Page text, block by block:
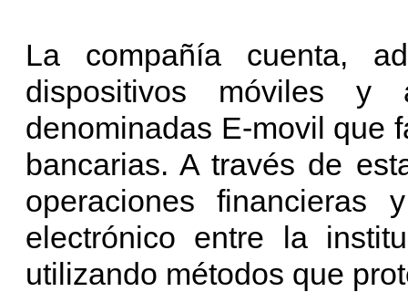
La compañía cuenta,
dispositivos móviles y
denominadas E-movil que
bancarias. A través de
operaciones
electrónico entre la
utilizando métodos que